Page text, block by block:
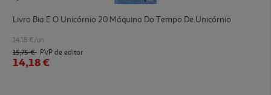
Livro Bia E O Unicórnio 20 Máquina Do Tempo De Unicórnio
14.18 €/un
15,75 € PVP de editor
14,18 €